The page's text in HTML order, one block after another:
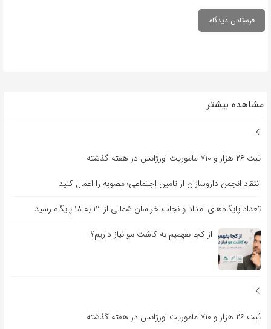
مشاهده بیشتر
ثبت ۲۶ هزار و ۷۱۰ ماموریت اورژانس در هفته گذشته
انتقاد انجمن داروسازان از تامین اجتماعی؛ مصوبه را اعمال کنید
تعداد پایگاه‌های امداد و نجات خراسان شمالی از ۱۳ به ۱۸ پایگاه رسید
از کجا بفهمیم به کاشت مو نیاز داریم؟
ثبت ۲۶ هزار و ۷۱۰ ماموریت اورژانس در هفته گذشته